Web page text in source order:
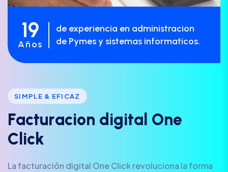
19
Años
de experiencia en administracion
de Pymes y sistemas informaticos.
SIMPLE & EFICAZ
Facturacion d igita One
C ick
La facturación digital One Click revoluciona la forma